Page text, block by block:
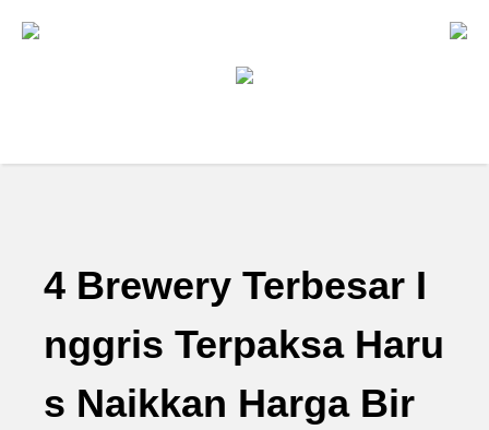
4 Brewery Terbesar I
nggris Terpaksa Haru
s Naikkan Harga Bir